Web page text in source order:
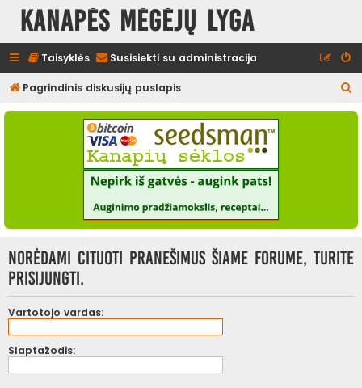
Kanapės mėgėjų lyga
Taisyklės Susisiekti su administracija
Pagrindinis diskusijų puslapis
e
Norėdami cituoti pranešimus šiame forume, turite
prisijungti.
Vartotojo vardas:
Slaptažodis: